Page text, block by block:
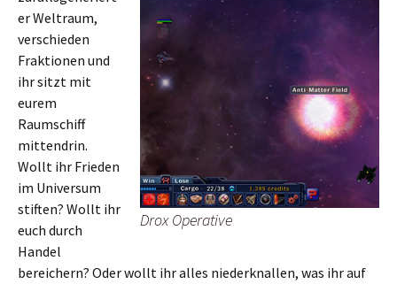
Drox Operative
er Weltraum,
verschieden
Fraktionen und
ihr sitzt mit
eurem
Raumschiff
mittendrin.
Wollt ihr Frieden
im Universum
stiften? Wollt ihr
euch durch
Handel
bereichern? Oder wollt ihr alles niederknallen, was ihr auf